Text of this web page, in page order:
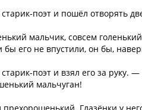
поэт и пошёл отворять
мальчик, совсем
бы его не впустили, он бы,
поэт и взял его за руку.
мальчуган!